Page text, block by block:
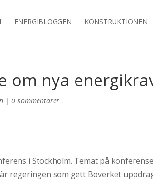
ENERGIBLOGGEN KONSTRUKTIONEN
om nya
|0 Kommentarer
i Stockholm. Temat på
regeringen som gett Boverket